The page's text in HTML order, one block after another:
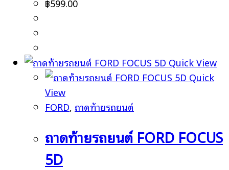
Quick View
Quick
View
FORD, ถาดท้ายรถยนต์
ถาดท้ายรถยนต์ FORD FOCUS
5D